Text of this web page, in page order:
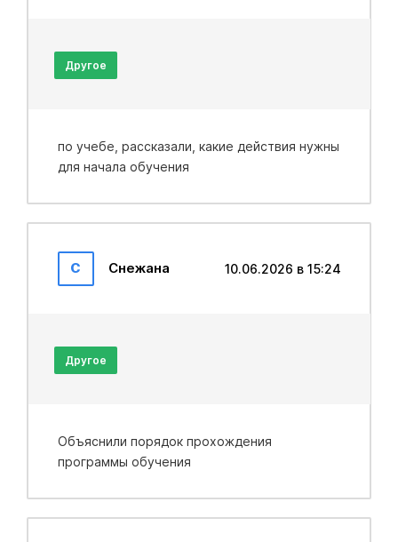
Другое
по учебе, рассказали, какие действия нужны
для начала обучения
С Снежана 10.06.2026 в 15:24
Другое
Объяснили порядок прохождения
программы обучения